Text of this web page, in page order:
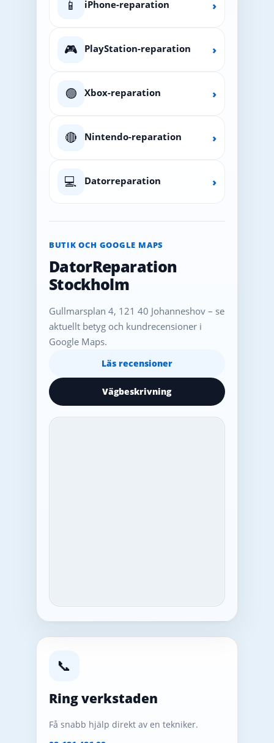
📱 iPhone-reparation ›
🎮 PlayStation-reparation ›
🟢 Xbox-reparation ›
🔴 Nintendo-reparation ›
💻 Datorreparation ›
BUTIK OCH GOOGLE MAPS
DatorReparation
Stockholm
Gullmarsplan 4, 121 40 Johanneshov – se
aktuellt betyg och kundrecensioner i
Google Maps.
Läs recensioner
Vägbeskrivning
📞
Ring verkstaden
Få snabb hjälp direkt av en tekniker.